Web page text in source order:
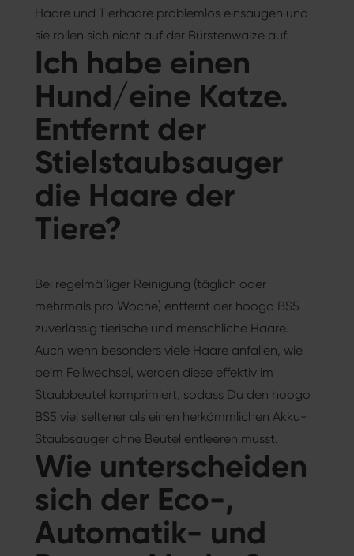
Haare und Tierhaare problemlos einsaugen und
sie rollen sich nicht auf der Bürstenwalze auf.
Ich habe einen
Hund/eine Katze.
Entfernt der
Stielstaubsauger
die Haare der
Tiere?
Bei regelmäßiger Reinigung (täglich oder
mehrmals pro Woche) entfernt der hoogo BS5
zuverlässig tierische und menschliche Haare.
Auch wenn besonders viele Haare anfallen, wie
beim Fellwechsel, werden diese effektiv im
Staubbeutel komprimiert, sodass Du den hoogo
BS5 viel seltener als einen herkömmlichen Akku-
Staubsauger ohne Beutel entleeren musst.
Wie unterscheiden
sich der Eco-,
Automatik- und